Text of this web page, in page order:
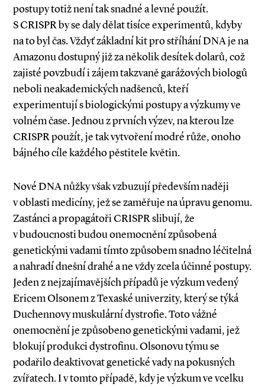
postupy totiž není tak snadné a levné použít.
S CRISPR by se daly dělat tisíce experimentů, kdyby
na to byl čas. Vždyť základní kit pro stříhání DNA je na
Amazonu dostupný již za několik desítek dolarů, což
zajisté povzbudí i zájem takzvaně garážových biologů
neboli neakademických nadšenců, kteří
experimentují s biologickými postupy a výzkumy ve
volném čase. Jednou z prvních výzev, na kterou lze
CRISPR použít, je tak vytvoření modré růže, onoho
bájného cíle každého pěstitele květin.
Nové DNA nůžky však vzbuzují především naději
v oblasti medicíny, jež se zaměřuje na úpravu genomu.
Zastánci a propagátoři ­CRISPR slibují, že
v budoucnosti budou onemocnění způsobená
genetickými vadami tímto způsobem snadno léčitelná
a nahradí dnešní drahé a ne vždy zcela účinné postupy.
Jeden z nejzajímavějších případů je výzkum vedený
Ericem Olsonem z Texaské univerzity, který se týká
Duchennovy muskulární dystrofie. Toto vážné
onemocnění je způsobeno genetickými vadami, jež
blokují produkci dystrofinu. Olsonovu týmu se
podařilo deaktivovat genetické vady na pokusných
zvířatech. I v tomto případě, kdy je výzkum ve vcelku